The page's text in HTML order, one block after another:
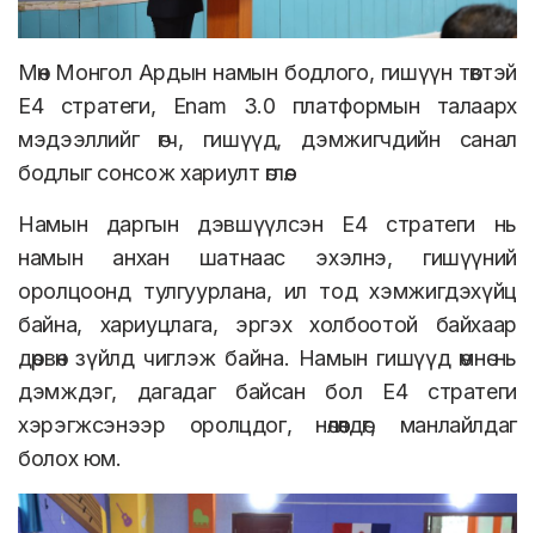
Мөн Монгол Ардын намын бодлого, гишүүн төвтэй
E4 стратеги, Enam 3.0 платформын талаарх
мэдээллийг өгч, гишүүд, дэмжигчдийн санал
бодлыг сонсож хариулт өглөө.
Намын даргын дэвшүүлсэн Е4 стратеги нь
намын анхан шатнаас эхэлнэ, гишүүний
оролцоонд тулгуурлана, ил тод хэмжигдэхүйц
байна, хариуцлага, эргэх холбоотой байхаар
дөрвөн зүйлд чиглэж байна. Намын гишүүд өмнө нь
дэмждэг, дагадаг байсан бол Е4 стратеги
хэрэгжсэнээр оролцдог, нөлөөлдөг, манлайлдаг
болох юм.